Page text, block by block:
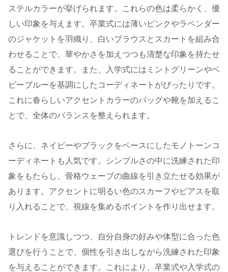
ステルカラーが挙げられます。これらの色は柔らかく、優
しい印象を与えます。卒業式には薄いピンクやラベンダー
のジャケットを羽織り、白いブラウスとスカートを組み合
わせることで、華やかさを加えつつも清楚な印象を持たせ
ることができます。また、入学式にはミントグリーンやベ
ビーブルーを基調にしたコーディネートがぴったりです。
これに春らしいアクセントカラーのバッグや靴を加えるこ
とで、全体のバランスを整えられます。
さらに、ネイビーやブラックをベースにしたモノトーンコ
ーディネートも人気です。シンプルさの中に洗練された印
象をもたらし、骨格ウェーブの曲線を引き立たせる効果が
あります。アクセントに明るい色のスカーフやピアスを取
り入れることで、視線を集めるポイントを作り出せます。
トレンドを意識しつつ、自分自身の好みや体型に合った色
選びを行うことで、個性を引き出しながら洗練された印象
を与えることができます。これにより、卒業式や入学式の